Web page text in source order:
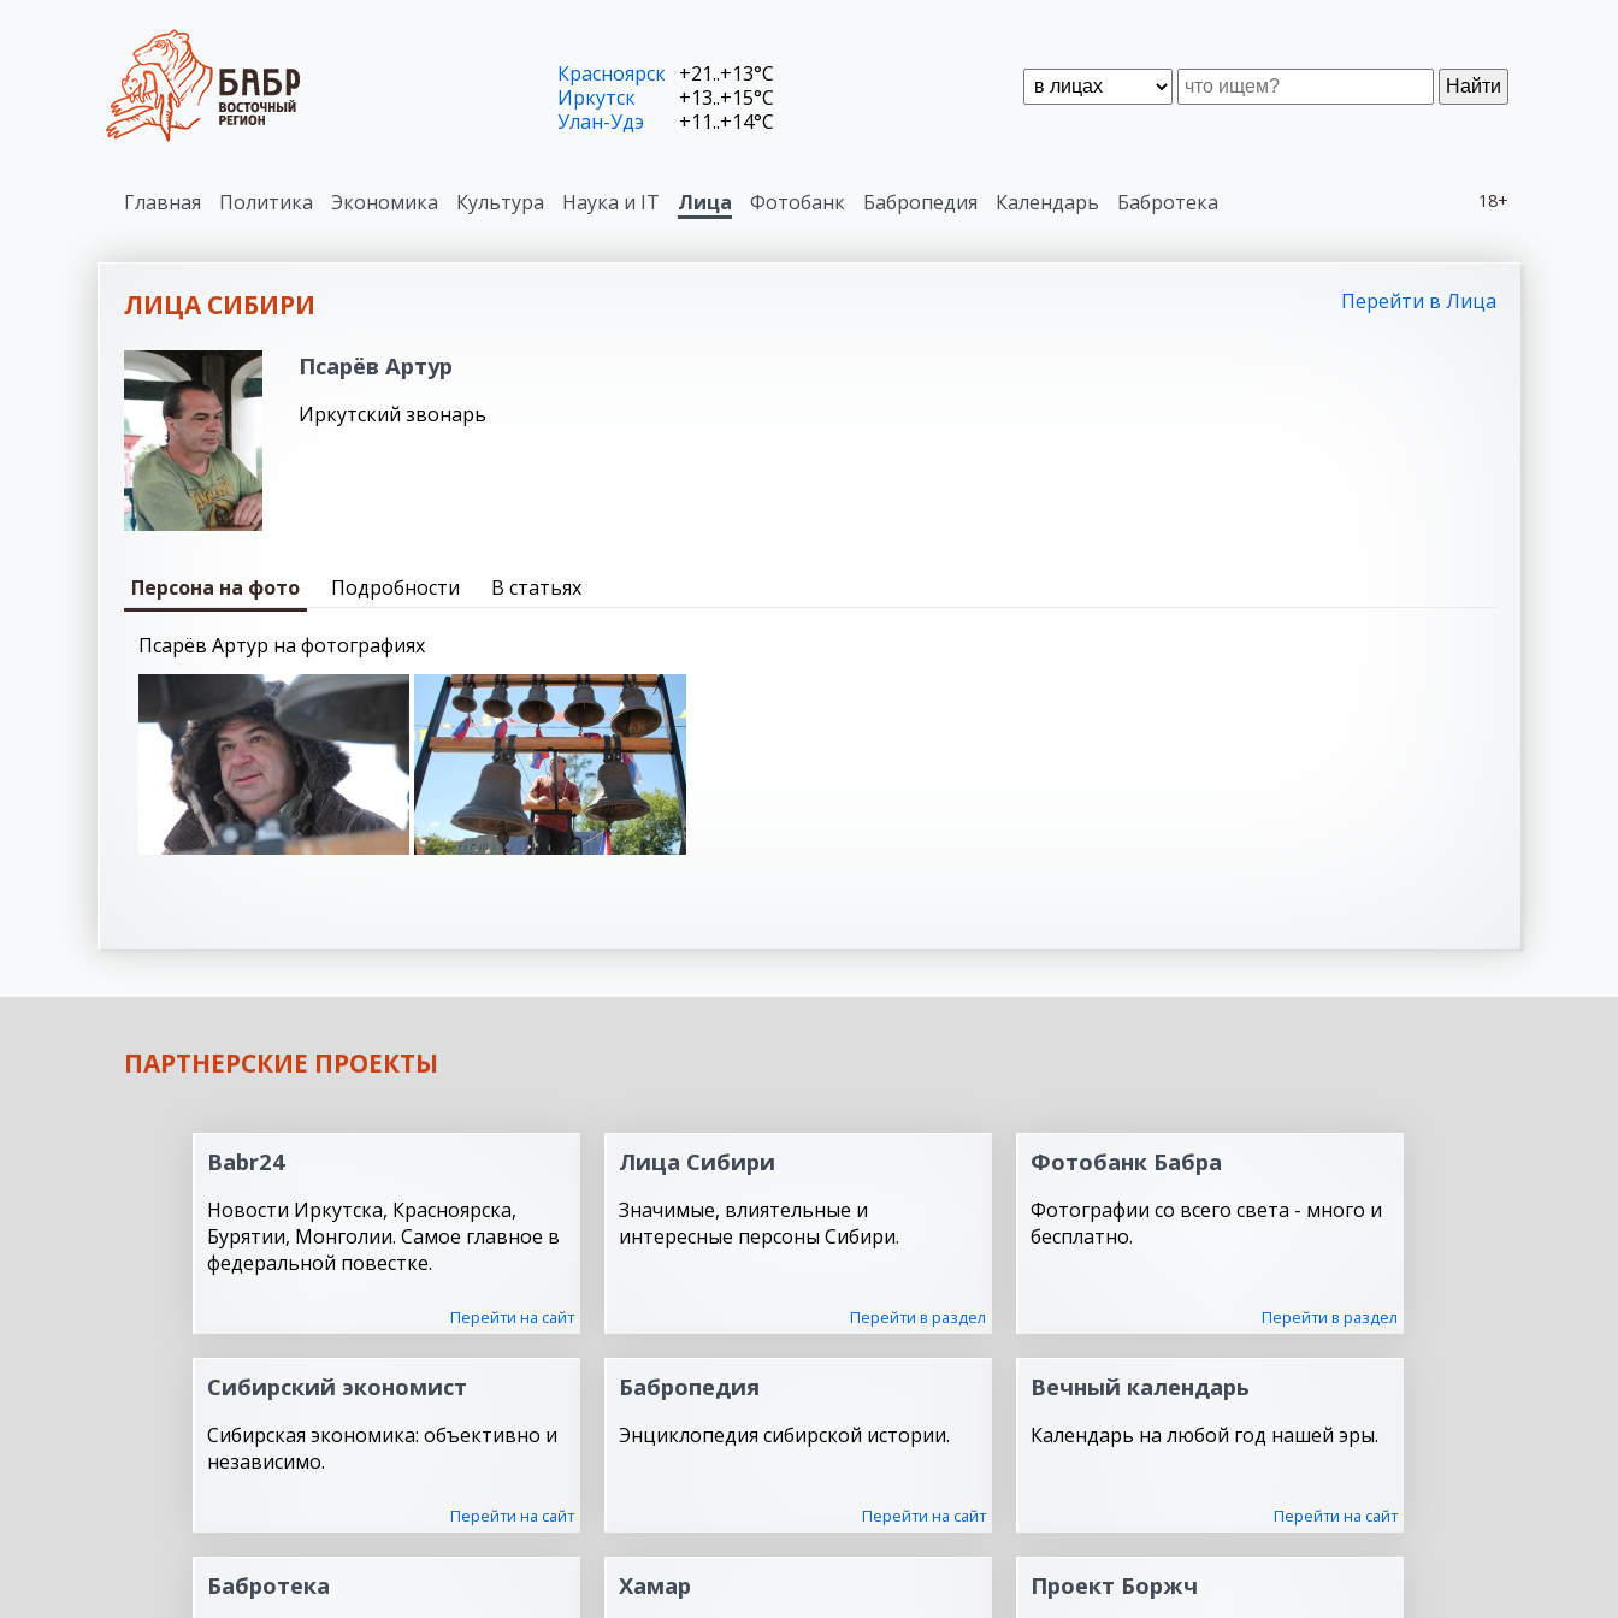
Найти
Красноярск +21..+13°C
Иркутск
+13..+15°C
Улан-Удэ
+11..+14°C
18+
Главная Политика Экономика Культура Наука и IT Лица Фотобанк Бабропедия Календарь Бабротека
ЛИЦА СИБИРИ Перейти в Лица
Псарёв Артур
Иркутский звонарь
Персона на фото Подробности В статьях
Псарёв Артур на фотографиях
ПАРТНЕРСКИЕ ПРОЕКТЫ
Babr24
Новости Иркутска, Красноярска,
Бурятии, Монголии. Самое главное в
федеральной повестке.
Перейти на сайт
Лица Сибири
Значимые, влиятельные и
интересные персоны Сибири.
Перейти в раздел
Фотобанк Бабра
Фотографии со всего света - много и
бесплатно.
Перейти в раздел
Сибирский экономист
Сибирская экономика: объективно и
независимо.
Перейти на сайт
Бабропедия
Энциклопедия сибирской истории.
Перейти на сайт
Вечный календарь
Календарь на любой год нашей эры.
Перейти на сайт
Бабротека Хамар Проект Боржч